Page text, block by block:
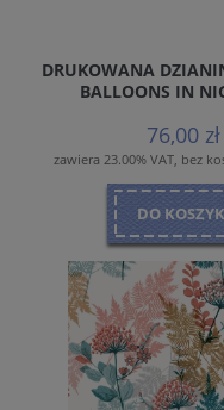
DRUKOWANA
BALLOONS IN
76,00 zł
zawiera 23.00% VAT, bez
DO